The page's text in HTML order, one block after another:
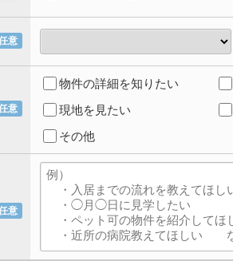
意
意
物件の詳細を知りたい
現地を見たい
その他
意